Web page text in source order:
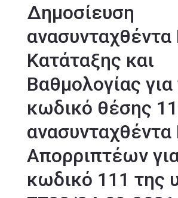
Δημοσίευση
ανασυνταχθέντα
Κατάταξης και
Βαθμολογίας για
κωδικό θέσης
ανασυνταχθέντα
Απορριπτέων
κωδικό 111 της